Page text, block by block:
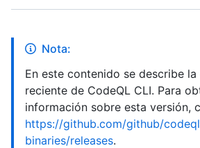
Nota:
En este contenido se describe
reciente de CodeQL CLI. Para
información sobre esta versión,
https://github.com/github/
binaries/releases.